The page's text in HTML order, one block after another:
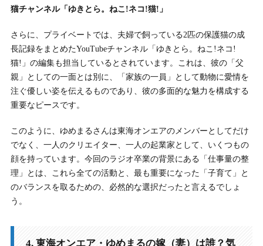
猫チャンネル「ゆきとら。ねこ!ネコ!猫!」
さらに、プライベートでは、夫婦で飼っている2匹の保護猫の成
長記録をまとめたYouTubeチャンネル「ゆきとら。ねこ!ネコ!
猫!」の編集も担当しているとされています。これは、彼の「父
親」としての一面とは別に、「家族の一員」として動物に愛情を
注ぐ優しい姿を伝えるものであり、彼の多面的な魅力を構成する
重要なピースです。
このように、ゆめまるさんは東海オンエアのメンバーとしてだけ
でなく、一人のクリエイター、一人の起業家として、いくつもの
顔を持っています。今回のラジオ卒業の背景にある「仕事量の整
理」とは、これら全ての活動と、最も重要になった「子育て」と
のバランスを取るための、必然的な選択だったと言えるでしょ
う。
4. 東海オンエア・ゆめまるの嫁（妻）は誰？気